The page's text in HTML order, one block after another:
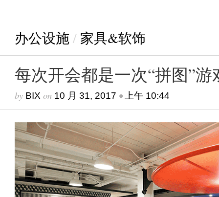
办公设施/ 家具&软饰
每次开会都是一次“拼图”游
by BIX on 10 月 31, 2017 • 上午 10:44